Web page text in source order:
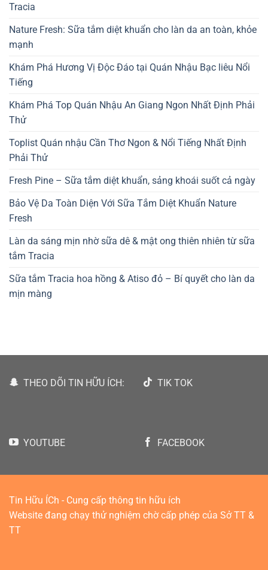
Tracia
Nature Fresh: Sữa tắm diệt khuẩn cho làn da an toàn, khỏe
mạnh
Khám Phá Hương Vị Độc Đáo tại Quán Nhậu Bạc liêu Nổi
Tiếng
Khám Phá Top Quán Nhậu An Giang Ngon Nhất Định Phải
Thử
Toplist Quán nhậu Cần Thơ Ngon & Nổi Tiếng Nhất Định
Phải Thử
Fresh Pine – Sữa tắm diệt khuẩn, sảng khoái suốt cả ngày
Bảo Vệ Da Toàn Diện Với Sữa Tắm Diệt Khuẩn Nature
Fresh
Làn da sáng mịn nhờ sữa dê & mật ong thiên nhiên từ sữa
tắm Tracia
Sữa tắm Tracia hoa hồng & Atiso đỏ – Bí quyết cho làn da
mịn màng
THEO DÕI TIN HỮU ÍCH: TIK TOK
YOUTUBE FACEBOOK
Tin Hữu ÍCh - Cung cấp thông tin hữu ích
Website đang chạy thử nghiệm chờ cấp phép của Sở TT &
TT